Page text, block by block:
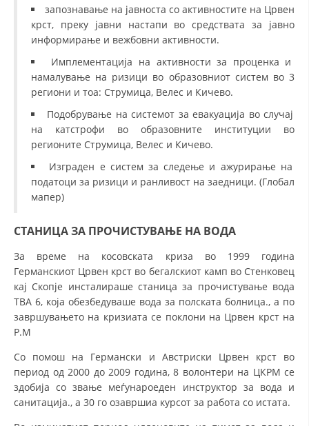
запознавање на јавноста со активностите на Црвен
крст, преку јавни настапи во средствата за јавно
информирање и вежбовни активности.
Имплементација на активности за проценка и
намалување на ризици во образовниот систем во 3
региони и тоа: Струмица, Велес и Кичево.
Подобрување на системот за евакуација во случај
на катстрофи во образовните институции во
регионите Струмица, Велес и Кичево.
Изграден е систем за следење и ажурирање на
податоци за ризици и ранливост на заедници. (Глобал
мапер)
СТАНИЦА ЗА ПРОЧИСТУВАЊЕ НА ВОДА
За време на косовската криза во 1999 година
Германскиот Црвен крст во бегалскиот камп во Стенковец
кај Скопје инсталираше станица за прочистување вода
ТВА 6, која обезбедуваше вода за полската болница., а по
завршувањето на кризиата се поклони на Црвен крст на
Р.М
Со помош на Германски и Австриски Црвен крст во
период од 2000 до 2009 година, 8 волонтери на ЦКРМ се
здобија со звање меѓунароеден инструктор за вода и
санитација., а 30 го озавршиа курсот за работа со истата.